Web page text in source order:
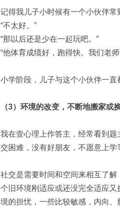
记得我儿子小时候有一个小伙伴
“不太好。”
“那以后还是少在一起玩吧。”
“他体育成绩好，跑得快。我们老
小学阶段，儿子与这个小伙伴一直
（3）环境的改变，不断地搬家或
我在壹心理上作答主，经常看到
交困难，没有好朋友，不愿意上学
社交是需要时间和空间来相互了
个旧环境刚适应或还没完全适应
境的担忧，一些比较敏感，内向